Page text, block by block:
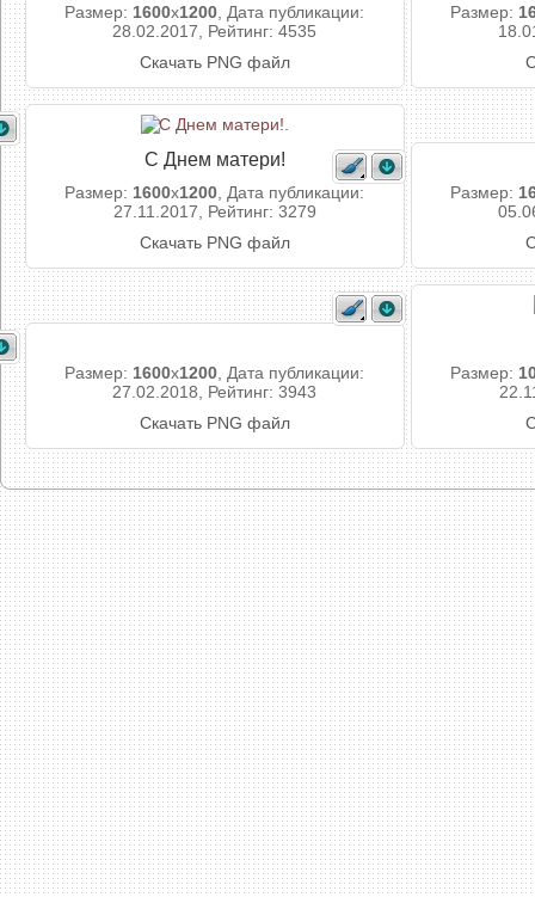
Размер: 1600x1200 , Дата публикации:
28.02.2017, Рейтинг: 4535
Скачать PNG файл
Размер:
С Днем матери!
Размер: 1600x1200 , Дата публикации:
27.11.2017, Рейтинг: 3279
Скачать PNG файл
Размер:
Размер: 1600x1200 , Дата публикации:
27.02.2018, Рейтинг: 3943
Скачать PNG файл
Размер: